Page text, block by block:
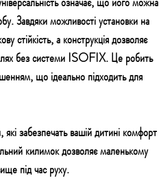
Завдяки можливості установки на
а конструкція дозволяє
без системи ISOFIX. Це робить
що ідеально підходить для
забезпечать вашій дитині комфорт
килимок дозволяє маленькому
під час руху.